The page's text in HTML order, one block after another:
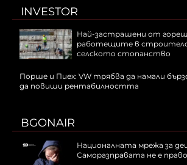
INVESTOR
Най-застрашени от
работещите в
селското стопанство
Порше и Пиех: VW трябва да намали
да повиши рентабилността
BGONAIR
Националната мрежа за
Саморазправата не е